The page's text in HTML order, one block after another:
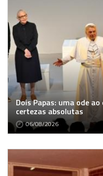
Dois Papas: uma ode
certezas absolutas
06/08/2026